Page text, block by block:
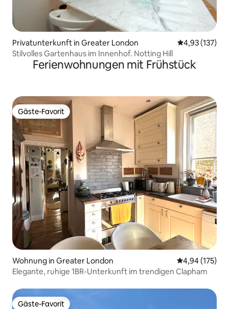
Privatunterkunft in Greater London
4,93 (137)
Stilvolles Gartenhaus im Innenhof. Notting Hill
Ferienwohnungen mit Frühstück
Gäste-Favorit
Gäste-Favorit
Wohnung in Greater London
4,94 (175)
Elegante, ruhige 1BR-Unterkunft im trendigen Clapham
Gäste-Favorit